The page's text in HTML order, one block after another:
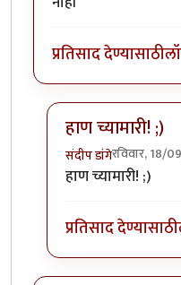
प्रतिसाद देण्यासाठी
हाण च्यामारी! ;)
संदीप डांगेरविवार, 18/
In reply toते
हाण च्यामारी! ;)
प्रतिसाद देण्यासाठी